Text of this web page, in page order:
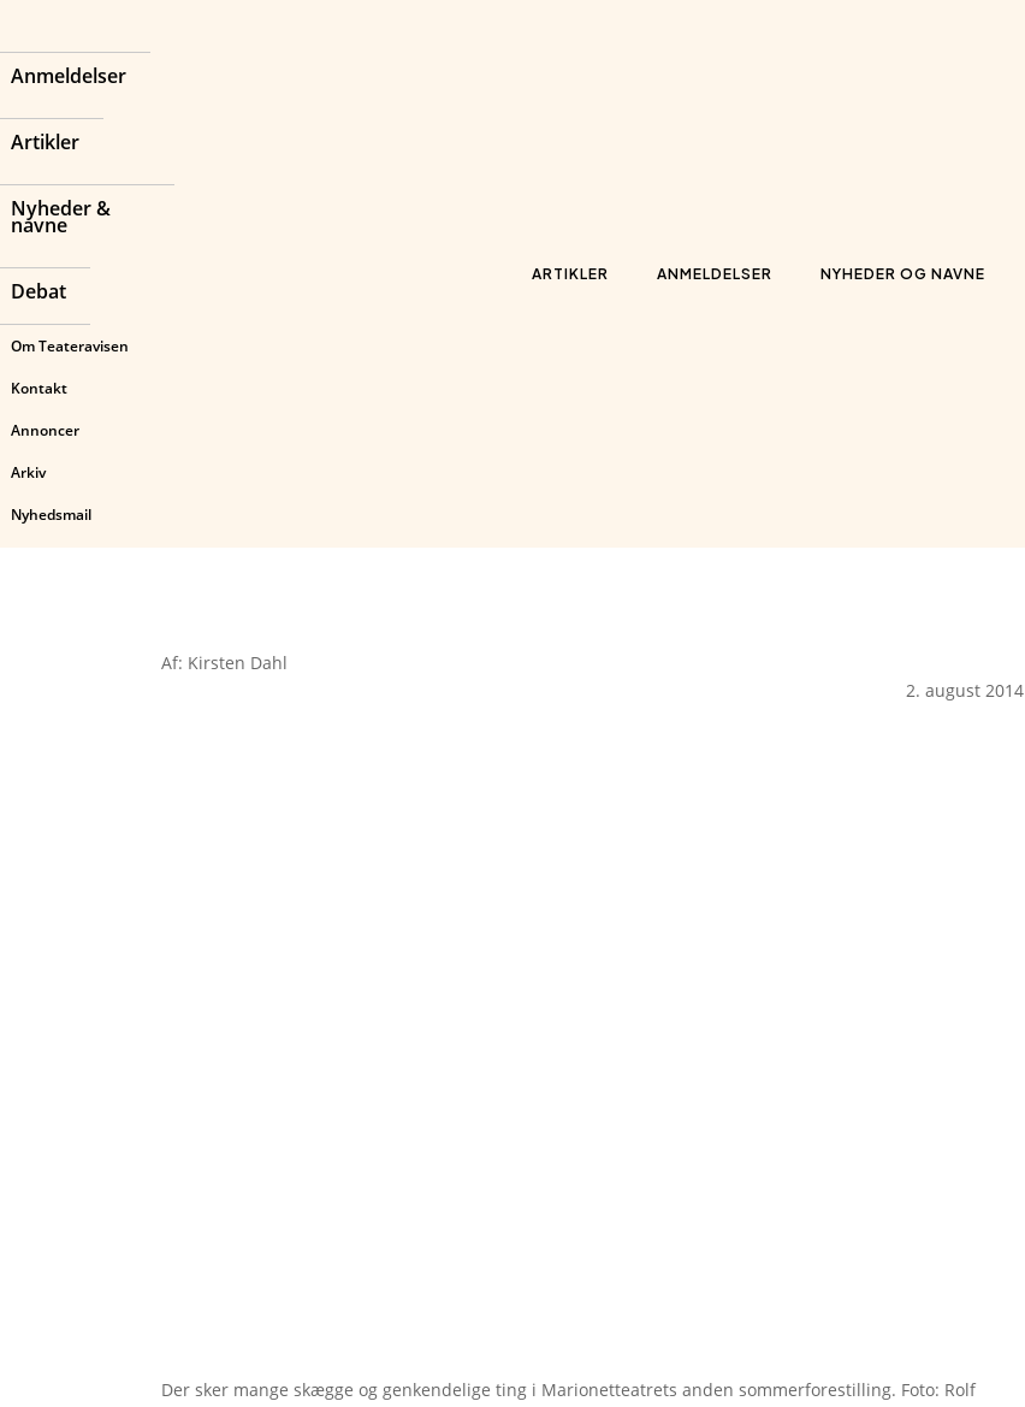
Anmeldelser
Artikler
Nyheder &
navne
Debat
Om Teateravisen
Kontakt
Annoncer
Arkiv
Nyhedsmail
ARTIKLER ANMELDELSER NYHEDER OG NAVNE
Af: Kirsten Dahl
2. august 2014
Der sker mange skægge og genkendelige ting i Marionetteatrets anden sommerforestilling. Foto: Rolf